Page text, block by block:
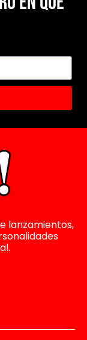
lanzamientos,